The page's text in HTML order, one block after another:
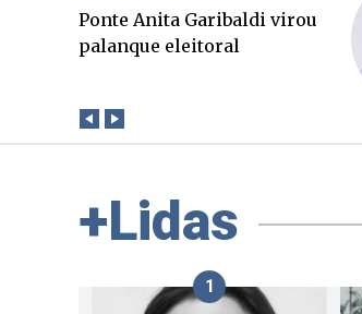
O Boato corre mais rápido
que a verdade. Mas quem
+Lidas
1